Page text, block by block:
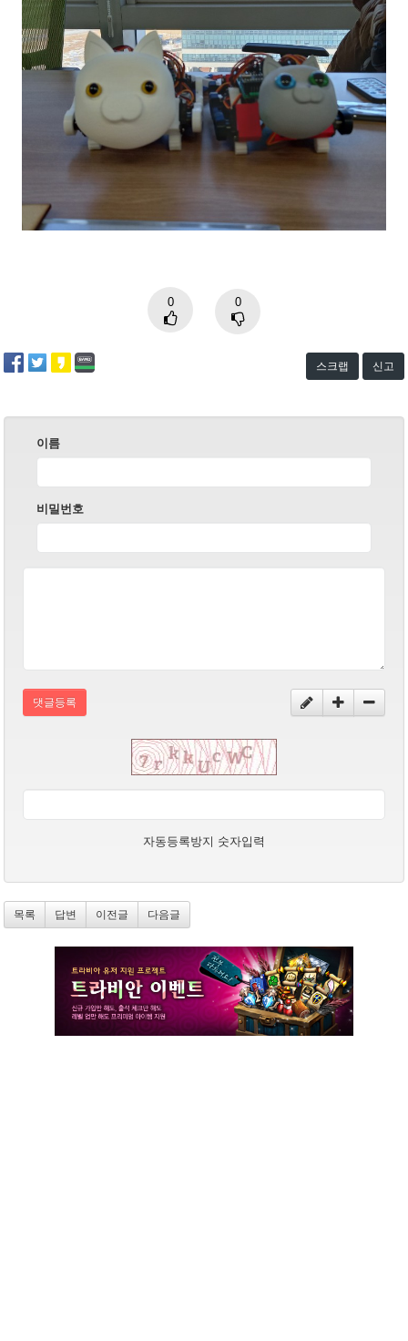
0 0
스크랩 신고
이름
비밀번호
댓글등록
자동등록방지 숫자입력
목록 답변 이전글 다음글